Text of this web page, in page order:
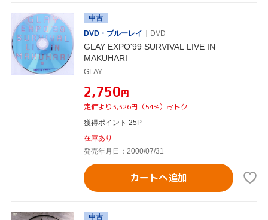
中古
DVD・ブルーレイ
DVD
GLAY EXPO'99 SURVIVAL LIVE IN
MAKUHARI
GLAY
¥2,750円
定価より3,326円（54%）おトク
獲得ポイント 25P
在庫あり
発売年月日：2000/07/31
カートへ追加
中古